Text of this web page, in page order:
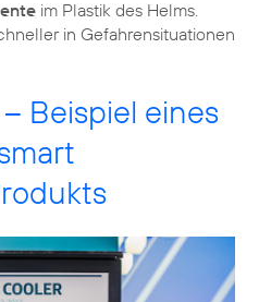
im Plastik des Helms.
in Gefahrensituationen
Beispiel eines